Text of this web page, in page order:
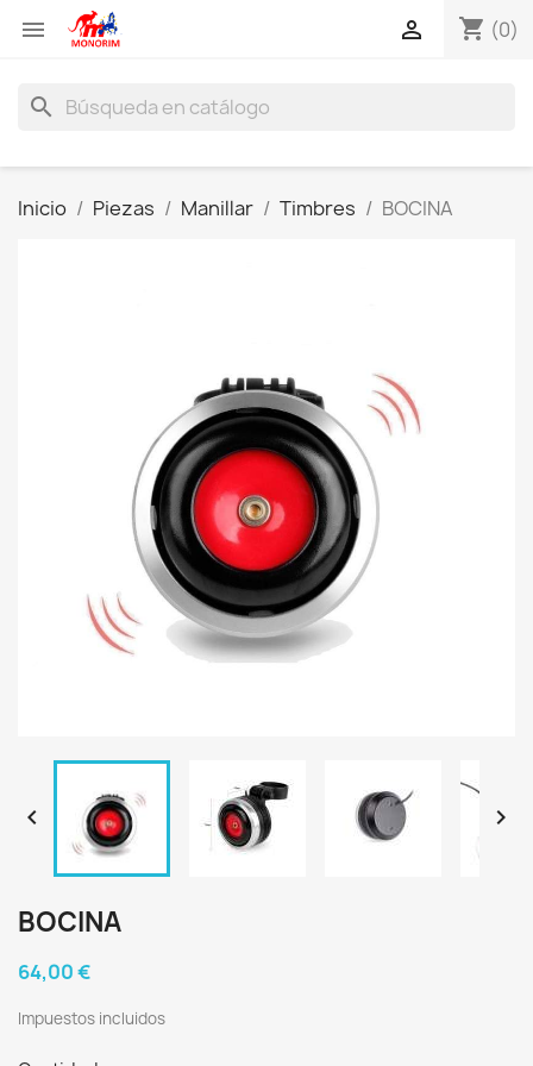
 shopping_cart (0)

search
Inicio Piezas Manillar Timbres BOCINA
 
BOCINA
64,00 €
Impuestos incluidos